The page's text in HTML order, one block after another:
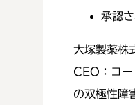
承認
大塚製薬株
CEO：コー
の双極性障